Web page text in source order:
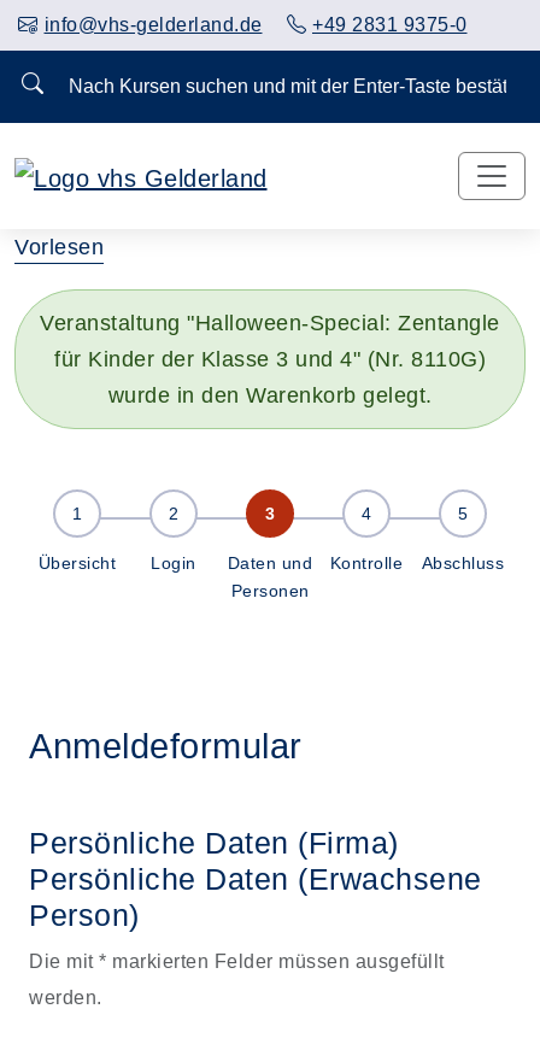
info@vhs-gelderland.de +49 2831 9375-0
Nach Kursen suchen und mit der Enter-Taste
Vorlesen
Veranstaltung "Halloween-Special: Zentangle
für Kinder der Klasse 3 und 4" (Nr. 8110G)
wurde in den Warenkorb gelegt.
Übersicht Login
Daten und
Personen
Kontrolle Abschluss
Anmeldeformular
Persönliche Daten (Firma)
Persönliche Daten (Erwachsene
Person)
Die mit * markierten Felder müssen ausgefüllt
werden.